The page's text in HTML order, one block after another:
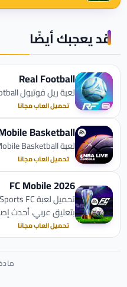
قد يعجبك أيضًا
Real Football
لعبة ريل فوتبول Real Football... تابع القراءة
تحميل العاب مجانا
Basketball
لعبة NBA LIVE Mobile Basketball... تابع القراءة
تحميل العاب مجانا
FC Mobile 2026
بتعليق عربي، أحدث
من موقع لولو ابس.
تحميل العاب مجانا